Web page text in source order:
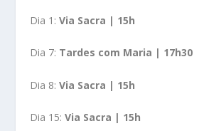
Dia 1:Via Sacra | 15h
Dia 7: Tardes com Maria | 17h30
Dia 8:Via Sacra | 15h
Dia 15:Via Sacra | 15h